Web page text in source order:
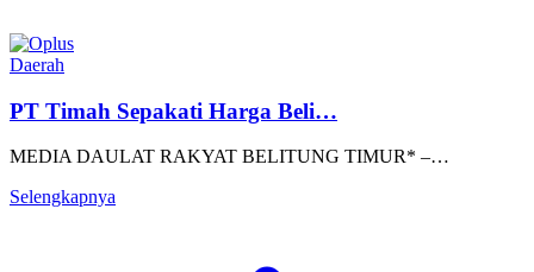
Daerah
PT Timah Sepakati Harga Beli…
MEDIA DAULAT RAKYAT BELITUNG TIMUR* –…
Selengkapnya